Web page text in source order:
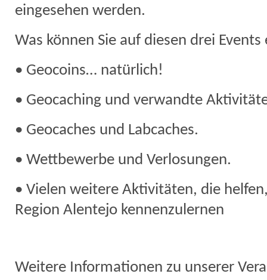
eingesehen werden.
Was können Sie auf diesen drei
• Geocoins… natürlich!
• Geocaching und verwandte
• Geocaches und Labcaches.
• Wettbewerbe und Verlosungen.
• Vielen weitere Aktivitäten, die
Region Alentejo kennenzulernen
Weitere Informationen zu unserer